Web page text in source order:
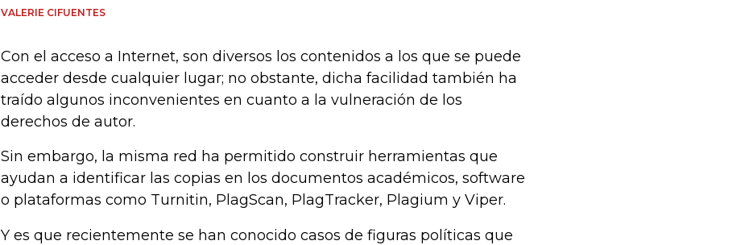
VALERIE CIFUENTES
Con el acceso a Internet, son diversos los contenidos a los que se puede
acceder desde cualquier lugar; no obstante, dicha facilidad también ha
traído algunos inconvenientes en cuanto a la vulneración de los
derechos de autor.
Sin embargo, la misma red ha permitido construir herramientas que
ayudan a identificar las copias en los documentos académicos, software
o plataformas como Turnitin, PlagScan, PlagTracker, Plagium y Viper.
Y es que recientemente se han conocido casos de figuras políticas que